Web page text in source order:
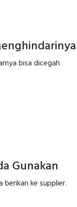
bisa dicegah
Gunakan
berikan ke supplier.